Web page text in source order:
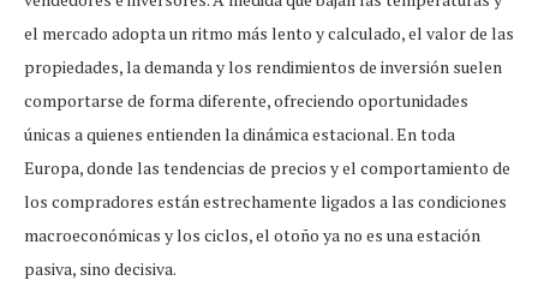
el mercado adopta un ritmo más lento y calculado, el valor de las
propiedades, la demanda y los rendimientos de inversión suelen
comportarse de forma diferente, ofreciendo oportunidades
únicas a quienes entienden la dinámica estacional. En toda
Europa, donde las tendencias de precios y el comportamiento de
los compradores están estrechamente ligados a las condiciones
macroeconómicas y los ciclos, el otoño ya no es una estación
pasiva, sino decisiva.